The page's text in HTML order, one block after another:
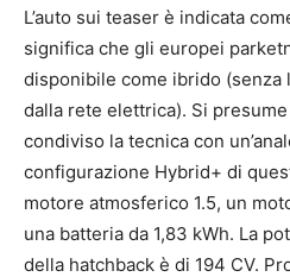
L’auto sui teaser è indicata
significa che gli europei
disponibile come ibrido (senza
dalla rete elettrica). Si
condiviso la tecnica con
configurazione Hybrid+ di
motore atmosferico 1.5, un
una batteria da 1,83 kWh. La
della hatchback è di 194 CV.